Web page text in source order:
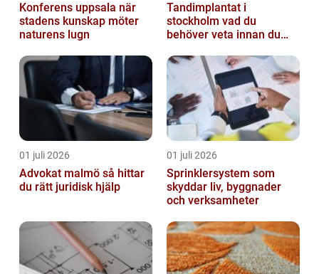
Konferens uppsala när
stadens kunskap möter
naturens lugn
Tandimplantat i
stockholm vad du
behöver veta innan du
01 juli 2026
Advokat malmö så hittar
du rätt juridisk hjälp
01 juli 2026
Sprinklersystem som
skyddar liv, byggnader
och verksamheter